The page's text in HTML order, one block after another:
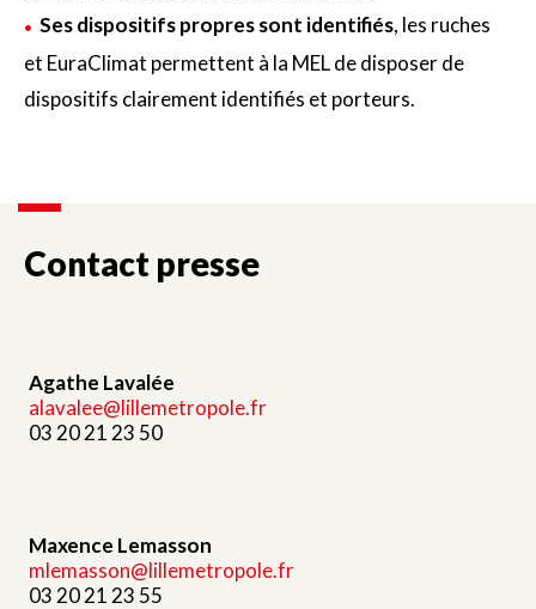
Ses dispositifs propres sont identifiés, les ruches
et EuraClimat permettent à la MEL de disposer de
dispositifs clairement identifiés et porteurs.
Contact presse
Agathe Lavalée
alavalee@lillemetropole.fr
03 20 21 23 50
Maxence Lemasson
mlemasson@lillemetropole.fr
03 20 21 23 55